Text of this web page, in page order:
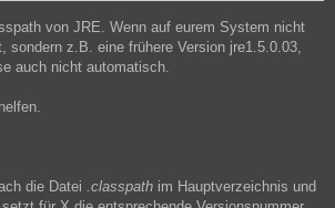
von JRE. Wenn auf eurem System nicht
sondern z.B. eine frühere Version jre1.5.0.03,
auch nicht automatisch.
die Datei .classpath im Hauptverzeichnis und